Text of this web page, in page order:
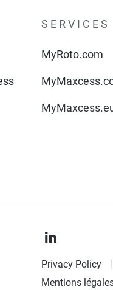
MyRoto.com
Privacy Policy
Mentions